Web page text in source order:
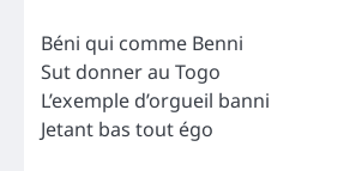
Béni qui comme Benni
Sut donner au Togo
L’exemple d’orgueil banni
Jetant bas tout égo